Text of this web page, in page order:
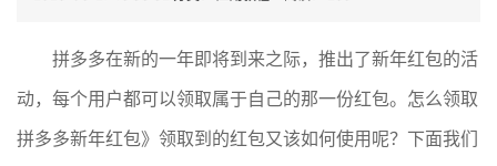
拼多多在新的一年即将到来之际，推出了新年红包的活
动，每个用户都可以领取属于自己的那一份红包。怎么领取
拼多多新年红包》领取到的红包又该如何使用呢？下面我们